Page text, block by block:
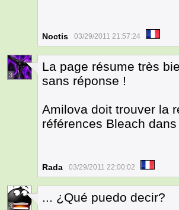
Noctis 03/29/2011 21:57:24
3
La page résume très
sans réponse !
Amilova doit trouver la
références Bleach
Rada 03/29/2011 22:00:02
3
... ¿Qué puedo decir?